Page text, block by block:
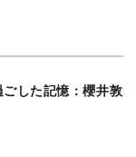
した記憶：櫻井敦